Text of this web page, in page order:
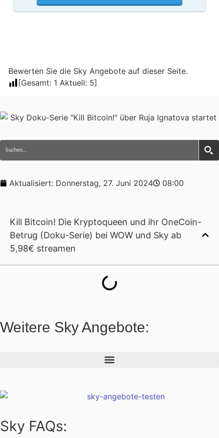
Bewerten Sie die Sky Angebote auf dieser Seite.
[Gesamt: 1 Aktuell: 5]
Aktualisiert: Donnerstag, 27. Juni 2024 08:00
Kill Bitcoin! Die Kryptoqueen und ihr OneCoin-
Betrug (Doku-Serie) bei WOW und Sky ab
5,98€ streamen
Weitere Sky Angebote:
Sky FAQs: